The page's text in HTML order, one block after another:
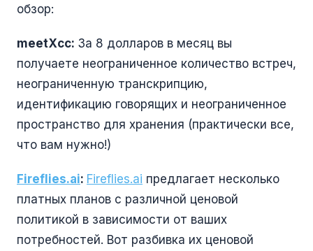
обзор:
meetXcc: За 8 долларов в месяц вы
получаете неограниченное количество встреч,
неограниченную транскрипцию,
идентификацию говорящих и неограниченное
пространство для хранения (практически все,
что вам нужно!)
Fireflies.ai: Fireflies.ai предлагает несколько
платных планов с различной ценовой
политикой в зависимости от ваших
потребностей. Вот разбивка их ценовой